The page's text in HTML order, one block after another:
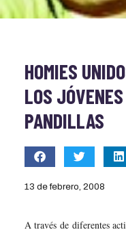
HOMIES
LOS
PANDILLAS
13 de febrero, 2008
A través de diferentes